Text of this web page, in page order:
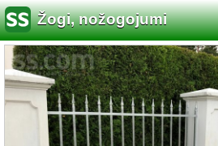
Žogi, nožogojumi